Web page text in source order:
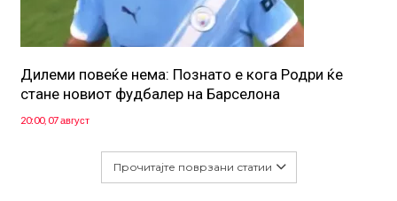
Дилеми повеќе нема: Познато е кога Родри ќе
стане новиот фудбалер на Барселона
20:00, 07 август
Прочитајте поврзани статии